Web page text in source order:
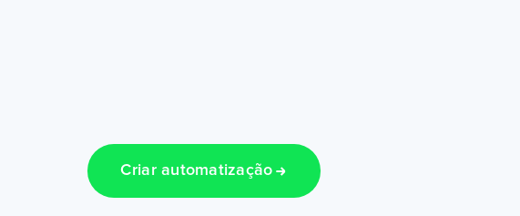
Criar automatização